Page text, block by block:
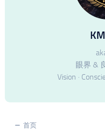
眼界 &
Vision ·
首页